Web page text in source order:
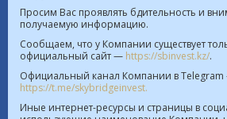
Курс валют в РК на 06.08.2026
€ 542.16 KZT
Политика Информационной
Лицензия на осуществление
ценных бумаг №4.2.192/113
Просим Вас проявлять бдительность и
получаемую информацию.
Сообщаем, что у Компании существует
официальный сайт — https://sbinvest.kz/.
Официальный канал Компании в Telegram
https://t.me/skybridgeinvest.
Иные интернет-ресурсы и страницы в